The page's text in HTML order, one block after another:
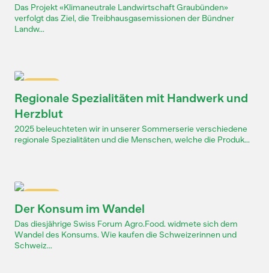
Das Projekt «Klimaneutrale Landwirtschaft Graubünden»
verfolgt das Ziel, die Treibhausgasemissionen der Bündner
Landw...
Regionale Spezialitäten mit Handwerk und
Herzblut
2025 beleuchteten wir in unserer Sommerserie verschiedene
regionale Spezialitäten und die Menschen, welche die Produk...
Der Konsum im Wandel
Das diesjährige Swiss Forum Agro.Food. widmete sich dem
Wandel des Konsums. Wie kaufen die Schweizerinnen und
Schweiz...